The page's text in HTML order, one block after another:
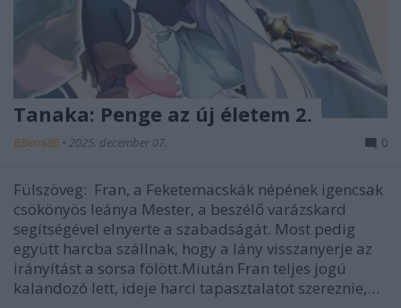
Tanaka: Penge az új életem 2.
BBerni86 • 2025. december 07. 0
Fülszöveg: Fran, a Feketemacskák népének igencsak
csökönyös leánya Mester, a beszélő varázskard
segítségével elnyerte a szabadságát. Most pedig
együtt harcba szállnak, hogy a lány visszanyerje az
irányítást a sorsa fölött.Miután Fran teljes jogú
kalandozó lett, ideje harci tapasztalatot szereznie,…